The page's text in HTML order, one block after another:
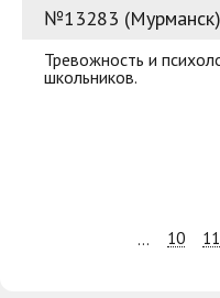
№13283
Тревожность и
школьников.
... 10 11